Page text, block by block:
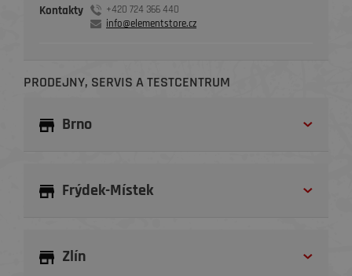
Kontakty
+420 724 366 440
info@elementstore.cz
PRODEJNY, SERVIS A TESTCENTRUM
Brno
Frýdek-Místek
Zlín